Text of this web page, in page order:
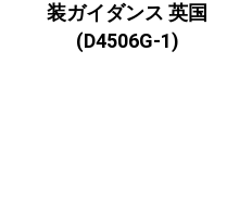
装ガイダンス 英国
(D4506G-1)